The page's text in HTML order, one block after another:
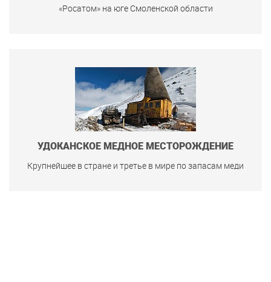
«Росатом» на юге Смоленской области
УДОКАНСКОЕ МЕДНОЕ МЕСТОРОЖДЕНИЕ
Крупнейшее в стране и третье в мире по запасам меди